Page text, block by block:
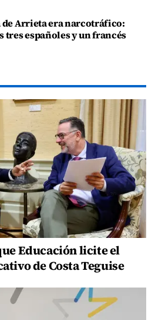
de Arrieta era narcotráfico:
tres españoles y un francés
Educación licite el
de Costa Teguise